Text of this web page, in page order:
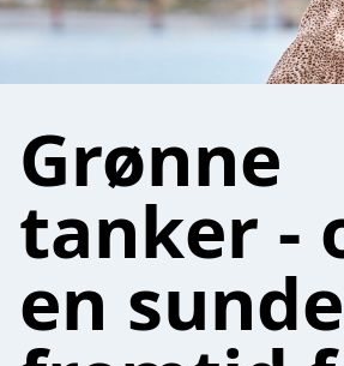
Grønne
tanker -
en